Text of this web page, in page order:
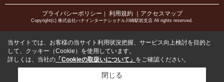
プライバシーポリシー ｜ 利用規約 ｜アクセスマップ
Copyright(c) 株式会社ハナインターナショナル川崎駅前支店 All rights reserved.
当サイトでは、お客様の当サイト利用状況把握、サービス向上検討を目的と
して、クッキー（Cookie）を使用しています。
詳しくは、当社の 「Cookieの取扱いについて」 をご確認ください。
閉じる